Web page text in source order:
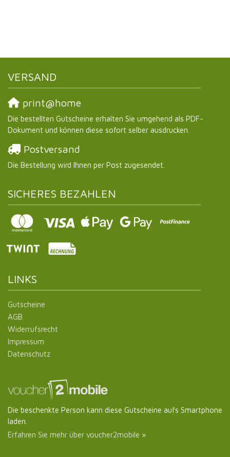
VERSAND
print@home
Die bestellten Gutscheine erhalten Sie umgehend als PDF-
Dokument und können diese sofort selber ausdrucken.
Postversand
Die Bestellung wird Ihnen per Post zugesendet.
SICHERES BEZAHLEN
LINKS
Gutscheine
AGB
Widerrufsrecht
Impressum
Datenschutz
Die beschenkte Person kann diese Gutscheine aufs Smartphone
laden.
Erfahren Sie mehr über voucher2mobile »